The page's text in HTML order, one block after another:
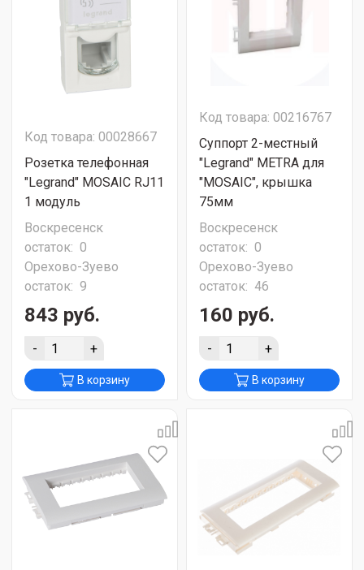
Код товара: 00028667
Розетка телефонная
"Legrand" MOSAIC RJ11
1 модуль
Воскресенск
остаток: 0
Орехово-Зуево
остаток: 9
843 руб.
- +
В корзину
Код товара: 00216767
Суппорт 2-местный
"Legrand" METRA для
"MOSAIC", крышка
75мм
Воскресенск
остаток: 0
Орехово-Зуево
остаток: 46
160 руб.
- +
В корзину